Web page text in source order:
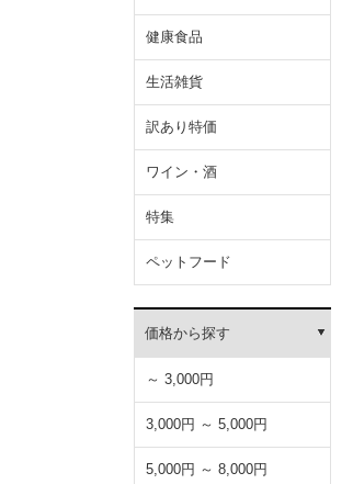
健康食品
生活雑貨
訳あり特価
ワイン・酒
特集
ペットフード
価格から探す
～ 3,000円
3,000円 ～ 5,000円
5,000円 ～ 8,000円